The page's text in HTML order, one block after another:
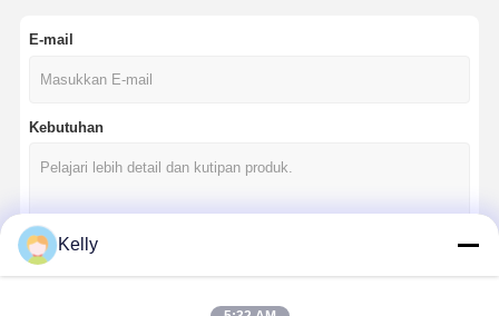
Rumah
E-mail
Kebutuhan
Kelly